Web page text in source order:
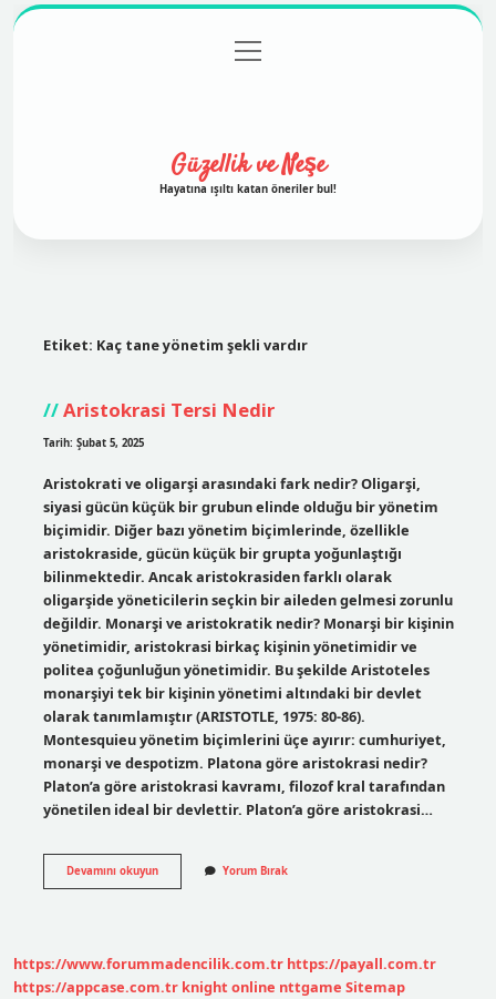
Gizlilik Politikası
menüyü
aç
Güzellik ve Neşe
Hayatına ışıltı katan öneriler bul!
Etiket: Kaç tane yönetim şekli vardır
Aristokrasi Tersi Nedir
Tarih: Şubat 5, 2025
Aristokrati ve oligarşi arasındaki fark nedir? Oligarşi,
siyasi gücün küçük bir grubun elinde olduğu bir yönetim
biçimidir. Diğer bazı yönetim biçimlerinde, özellikle
aristokraside, gücün küçük bir grupta yoğunlaştığı
bilinmektedir. Ancak aristokrasiden farklı olarak
oligarşide yöneticilerin seçkin bir aileden gelmesi zorunlu
değildir. Monarşi ve aristokratik nedir? Monarşi bir kişinin
yönetimidir, aristokrasi birkaç kişinin yönetimidir ve
politea çoğunluğun yönetimidir. Bu şekilde Aristoteles
monarşiyi tek bir kişinin yönetimi altındaki bir devlet
olarak tanımlamıştır (ARISTOTLE, 1975: 80-86).
Montesquieu yönetim biçimlerini üçe ayırır: cumhuriyet,
monarşi ve despotizm. Platona göre aristokrasi nedir?
Platon’a göre aristokrasi kavramı, filozof kral tarafından
yönetilen ideal bir devlettir. Platon’a göre aristokrasi…
Devamını okuyunAristokrasi
Tersi
Yorum Bırak
https://www.forummadencilik.com.tr https://payall.com.tr
https://appcase.com.tr knight online nttgame Sitemap